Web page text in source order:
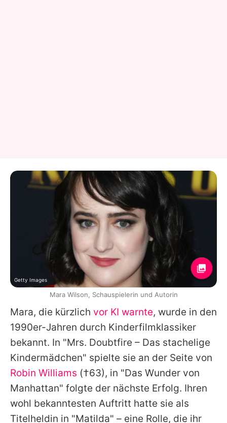
Mara, die kürzlich vor KI warnte, wurde in den
1990er-Jahren durch Kinderfilmklassiker
bekannt. In "Mrs. Doubtfire – Das stachelige
Kindermädchen" spielte sie an der Seite von
Robin Williams (†63), in "Das Wunder von
Manhattan" folgte der nächste Erfolg. Ihren
wohl bekanntesten Auftritt hatte sie als
Titelheldin in "Matilda" – eine Rolle, die ihr
Getty Images
Mara Wilson, Schauspielerin und Autorin